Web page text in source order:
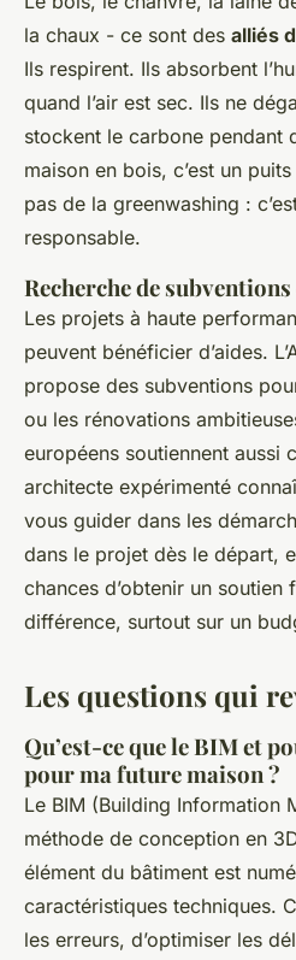
la chaux - ce sont des alliés
Ils respirent. Ils absorbent
quand l’air est sec. Ils ne
stockent le carbone pendant
maison en bois, c’est un
pas de la greenwashing :
responsable.
Recherche de
Les projets à haute
peuvent bénéficier d’aides.
propose des subventions
ou les rénovations
européens soutiennent aussi
architecte expérimenté
vous guider dans les
dans le projet dès le départ,
chances d’obtenir un soutien
différence, surtout sur un
Les questions qui
Qu’est-ce que le BIM et
pour ma future maison ?
Le BIM (Building Information
méthode de conception en
élément du bâtiment est
caractéristiques techniques.
les erreurs, d’optimiser les